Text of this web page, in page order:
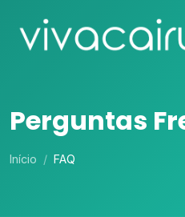
Perguntas
Início FAQ